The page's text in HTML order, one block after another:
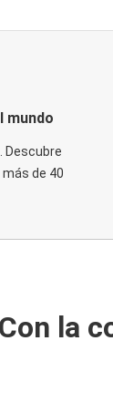
mundo
Descubre
de 40
Con la